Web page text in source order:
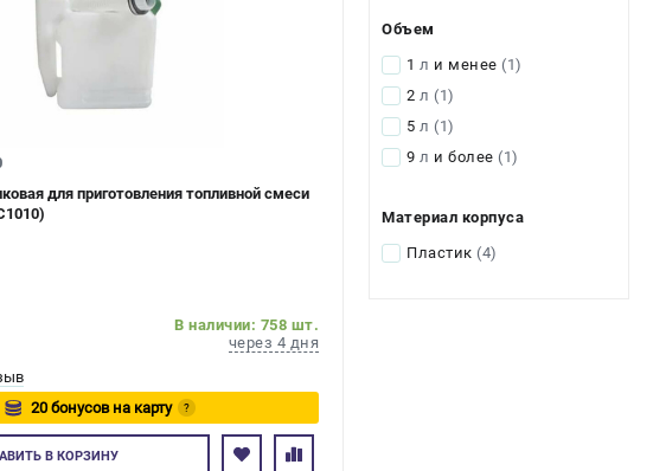
для приготовления топливной смеси
В наличии: 758 шт.
через 4 дня
20 бонусов на карту
?
Авторизуйтесь
В КОРЗИНУ
Объем
1 л и менее (1)
2 л (1)
5 л (1)
9 л и более (1)
Материал корпуса
Пластик (4)